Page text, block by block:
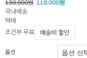
138,000원 118,000원
국내배송
택배
조건부 무료
배송비 할인
옵션